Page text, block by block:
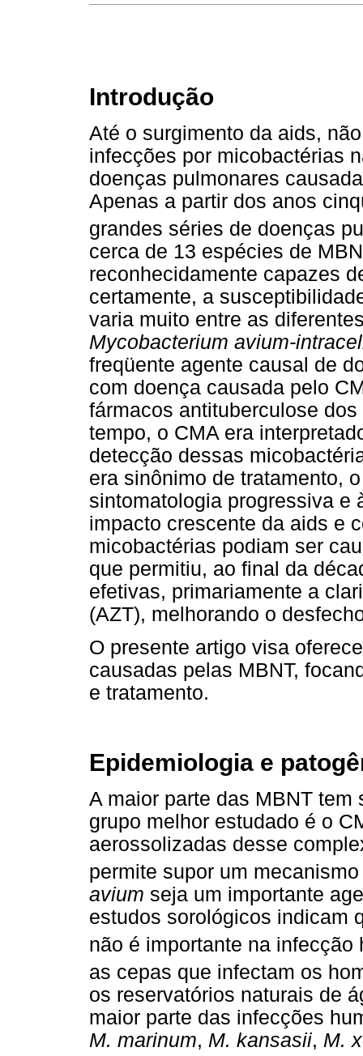
Introdução
Até o surgimento da aids,
infecções por micobactérias
doenças pulmonares
Apenas a partir dos anos
grandes séries de doenças
cerca de 13 espécies de
reconhecidamente capazes
certamente, a
varia muito entre as
Mycobacterium avium-
freqüente agente causal de
com doença causada pelo
fármacos antituberculose
tempo, o CMA era
detecção dessas
era sinônimo de tratamento,
sintomatologia progressiva e
impacto crescente da aids e
micobactérias podiam ser
que permitiu, ao final da
efetivas, primariamente a
(AZT), melhorando o
O presente artigo visa
causadas pelas MBNT,
e tratamento.
Epidemiologia e
A maior parte das MBNT
grupo melhor estudado é o
aerossolizadas desse
permite supor um
avium seja um importante
estudos sorológicos indicam
não é importante na infecção
as cepas que infectam os
os reservatórios naturais de
maior parte das infecções
M. marinum, M. kansasii, M.